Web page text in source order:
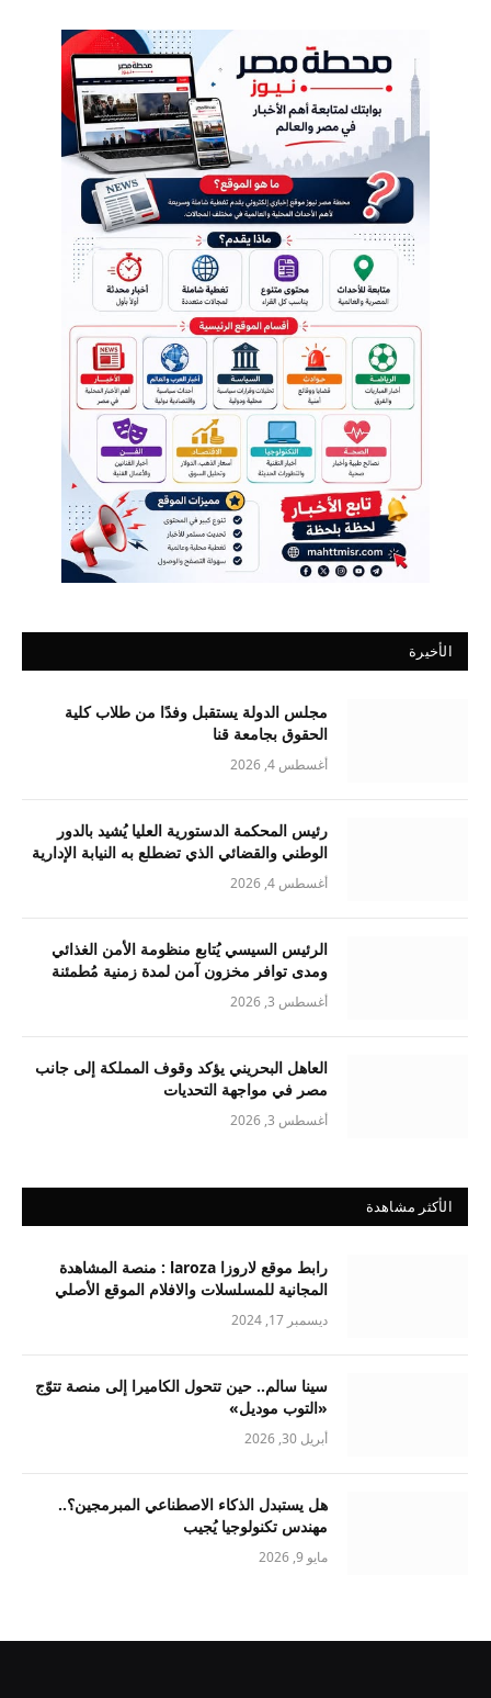
الأخيرة
مجلس الدولة يستقبل وفدًا من طلاب كلية
الحقوق بجامعة قنا
أغسطس 4, 2026
رئيس المحكمة الدستورية العليا يُشيد بالدور
الوطني والقضائي الذي تضطلع به النيابة الإدارية
أغسطس 4, 2026
الرئيس السيسي يُتابع منظومة الأمن الغذائي
ومدى توافر مخزون آمن لمدة زمنية مُطمئنة
أغسطس 3, 2026
العاهل البحريني يؤكد وقوف المملكة إلى جانب
مصر في مواجهة التحديات
أغسطس 3, 2026
الأكثر مشاهدة
رابط موقع لاروزا laroza : منصة المشاهدة
المجانية للمسلسلات والافلام الموقع الأصلي
ديسمبر 17, 2024
سينا سالم.. حين تتحول الكاميرا إلى منصة تتوّج
«التوب موديل»
أبريل 30, 2026
هل يستبدل الذكاء الاصطناعي المبرمجين؟..
مهندس تكنولوجيا يُجيب
مايو 9, 2026